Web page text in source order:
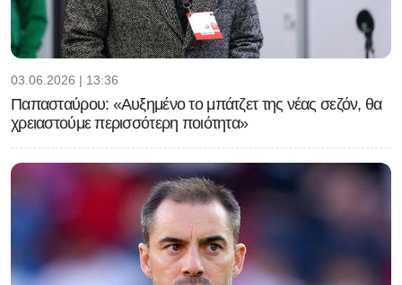
03.06.2026 | 13:36
Παπασταύρου: «Αυξημένο το μπάτζετ της νέας σεζόν, θα
χρειαστούμε περισσότερη ποιότητα»